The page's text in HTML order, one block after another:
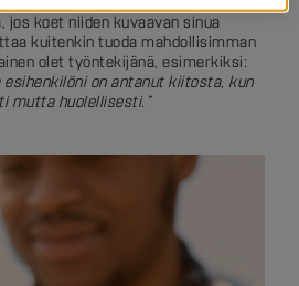
jos koet niiden kuvaavan sinua
kuitenkin tuoda mahdollisimman
olet työntekijänä, esimerkiksi:
esihenkilöni on antanut kiitosta, kun
mutta huolellisesti.”